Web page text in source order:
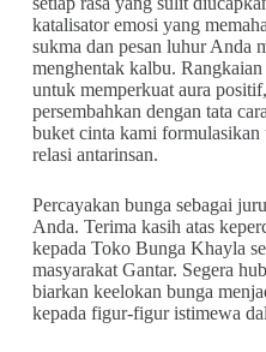
katalisator emosi yang
sukma dan pesan luhur Anda
menghentak kalbu.
untuk memperkuat aura
persembahkan dengan tata
buket cinta kami formulasikan
relasi antarinsan.
Percayakan bunga sebagai
Anda. Terima kasih atas
kepada Toko Bunga Khayla
masyarakat Gantar. Segera
biarkan keelokan bunga
kepada figur-figur istimewa